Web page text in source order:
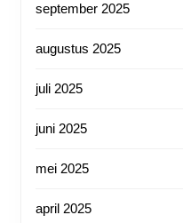
september 2025
augustus 2025
juli 2025
juni 2025
mei 2025
april 2025